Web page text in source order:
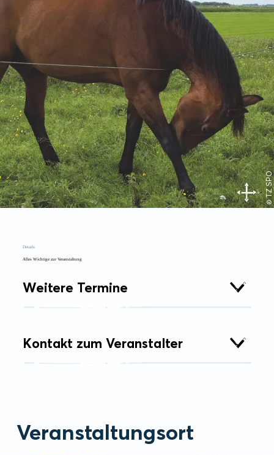
© TZ SPO
Details
Alles Wichtige zur Veranstaltung
Weitere Termine
Kontakt zum Veranstalter
Veranstaltungsort